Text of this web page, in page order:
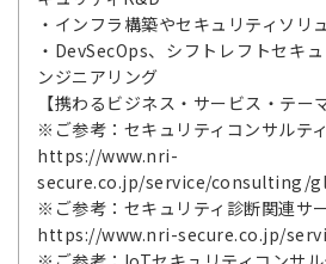
・インフラ構築やセキュリティソリ
・DevSecOps、シフトレフトセキ
ンジニアリング
【携わるビジネス・サービス・テーマ
※ご参考：セキュリティコンサルテ
https://www.nri-
secure.co.jp/service/consulting/
※ご参考：セキュリティ診断関連サ
https://www.nri-secure.co.jp/